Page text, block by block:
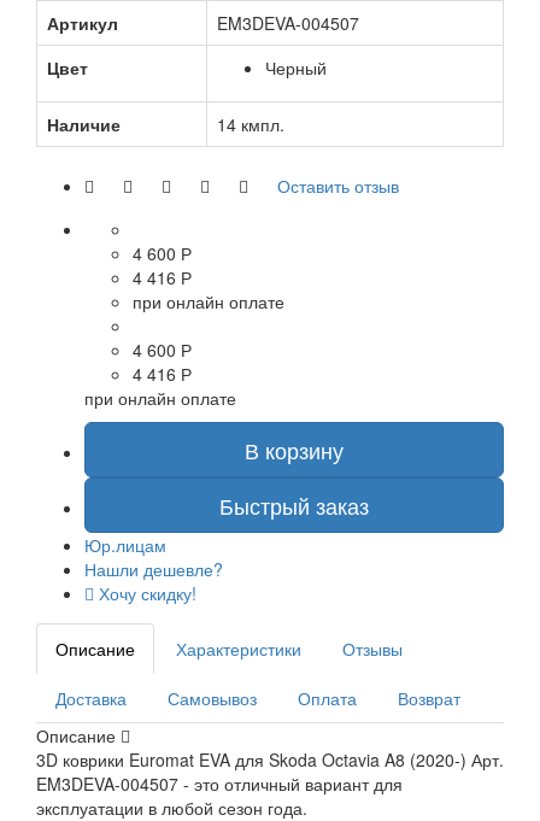
Артикул
EM3DEVA-004507
Цвет
Черный
Наличие 14 кмпл.
Оставить отзыв
4 600 Р
4 416 Р
при онлайн оплате
4 600 Р
4 416 Р
при онлайн оплате
В корзину
Быстрый заказ
Юр.лицам
Нашли дешевле?
Хочу скидку!
Описание Характеристики Отзывы
Доставка Самовывоз Оплата
Возврат
Описание
3D коврики Euromat EVA для Skoda Octavia A8 (2020-) Арт.
EM3DEVA-004507 - это отличный вариант для
эксплуатации в любой сезон года.